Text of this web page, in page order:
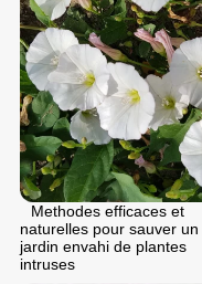
Methodes efficaces et
naturelles pour sauver un
jardin envahi de plantes
intruses